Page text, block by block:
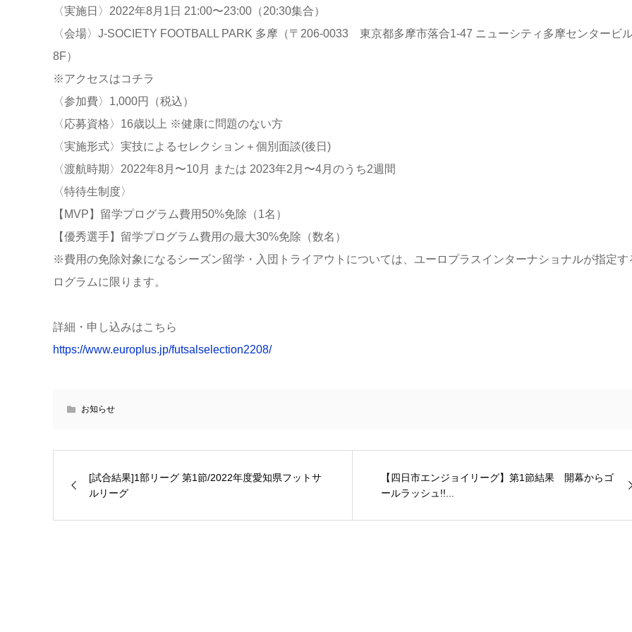
〈実施日〉2022年8月1日 21:00〜23:00（20:30集合）
〈会場〉J-SOCIETY FOOTBALL PARK 多摩（〒206-0033 東京都多摩市落合1-47 ニューシティ多摩センタービ
8F）
※アクセスはコチラ
〈参加費〉1,000円（税込）
〈応募資格〉16歳以上 ※健康に問題のない方
〈実施形式〉実技によるセレクション＋個別面談(後日)
〈渡航時期〉2022年8月〜10月 または 2023年2月〜4月のうち2週間
〈特待生制度〉
【MVP】留学プログラム費用50%免除（1名）
【優秀選手】留学プログラム費用の最大30%免除（数名）
※費用の免除対象になるシーズン留学・入団トライアウトについては、ユーロプラスインターナショナルが指定す
ログラムに限ります。
詳細・申し込みはこちら
https://www.europlus.jp/futsalselection2208/
お知らせ
[試合結果]1部リーグ 第1節/2022年度愛知県フットサ
ルリーグ
【四日市エンジョイリーグ】第1節結果 開幕からゴ
ールラッシュ!!...